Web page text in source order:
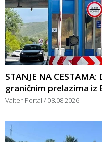
STANJE NA
graničnim prelazima iz
Valter Portal 08.08.2026